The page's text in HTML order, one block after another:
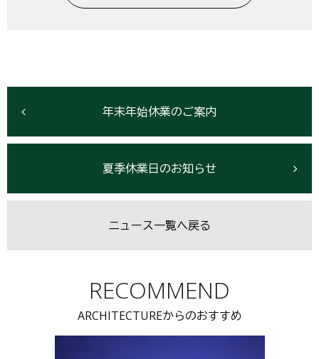
年末年始休業のご案内
夏季休業日のお知らせ
ニュース一覧へ戻る
RECOMMEND
ARCHITECTUREからのおすすめ